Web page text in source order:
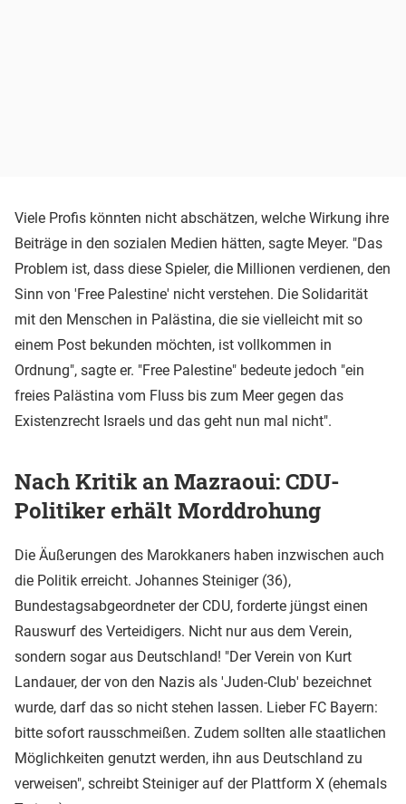
Viele Profis könnten nicht abschätzen, welche Wirkung ihre
Beiträge in den sozialen Medien hätten, sagte Meyer. "Das
Problem ist, dass diese Spieler, die Millionen verdienen, den
Sinn von 'Free Palestine' nicht verstehen. Die Solidarität
mit den Menschen in Palästina, die sie vielleicht mit so
einem Post bekunden möchten, ist vollkommen in
Ordnung", sagte er. "Free Palestine" bedeute jedoch "ein
freies Palästina vom Fluss bis zum Meer gegen das
Existenzrecht Israels und das geht nun mal nicht".
Nach Kritik an Mazraoui: CDU-
Politiker erhält Morddrohung
Die Äußerungen des Marokkaners haben inzwischen auch
die Politik erreicht. Johannes Steiniger (36),
Bundestagsabgeordneter der CDU, forderte jüngst einen
Rauswurf des Verteidigers. Nicht nur aus dem Verein,
sondern sogar aus Deutschland! "Der Verein von Kurt
Landauer, der von den Nazis als 'Juden-Club' bezeichnet
wurde, darf das so nicht stehen lassen. Lieber FC Bayern:
bitte sofort rausschmeißen. Zudem sollten alle staatlichen
Möglichkeiten genutzt werden, ihn aus Deutschland zu
verweisen", schreibt Steiniger auf der Plattform X (ehemals